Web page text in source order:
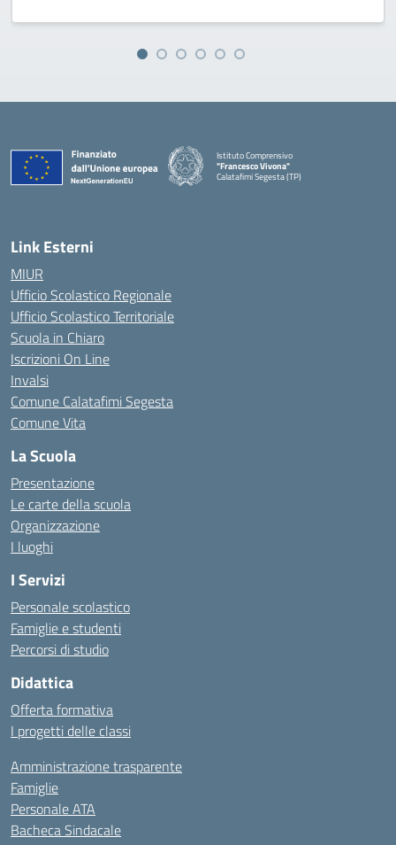
Istituto Comprensivo
"Francesco Vivona"
Calatafimi Segesta (TP)
— Visita la pagina iniziale della scuola
Link Esterni
MIUR
Ufficio Scolastico Regionale
Ufficio Scolastico Territoriale
Scuola in Chiaro
Iscrizioni On Line
Invalsi
Comune Calatafimi Segesta
Comune Vita
La Scuola
Presentazione
Le carte della scuola
Organizzazione
I luoghi
I Servizi
Personale scolastico
Famiglie e studenti
Percorsi di studio
Didattica
Offerta formativa
I progetti delle classi
Amministrazione trasparente
Famiglie
Personale ATA
Bacheca Sindacale